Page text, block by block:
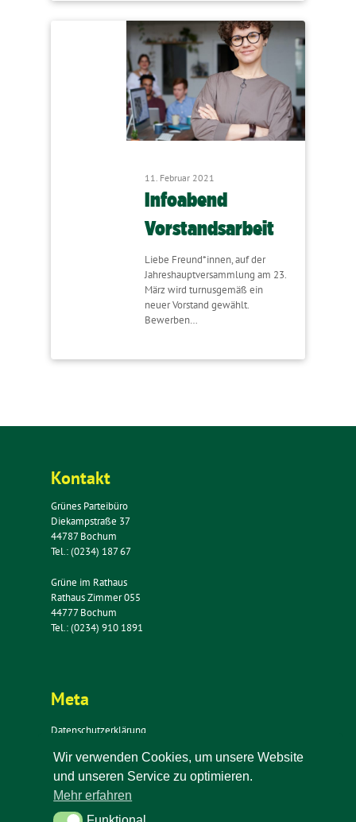
11. Februar 2021
Infoabend
Vorstandsarbeit
Liebe Freund*innen, auf der
Jahreshauptversammlung am 23.
März wird turnusgemäß ein
neuer Vorstand gewählt.
Bewerben…
Kontakt
Grünes Parteibüro
Diekampstraße 37
44787 Bochum
Tel.: (0234) 187 67
Grüne im Rathaus
Rathaus Zimmer 055
44777 Bochum
Tel.: (0234) 910 1891
Meta
Datenschutzerklärung
Impressum
Kontakt
Newsletter
Wir verwenden Cookies, um unsere Website
und unseren Service zu optimieren.
Mehr erfahren